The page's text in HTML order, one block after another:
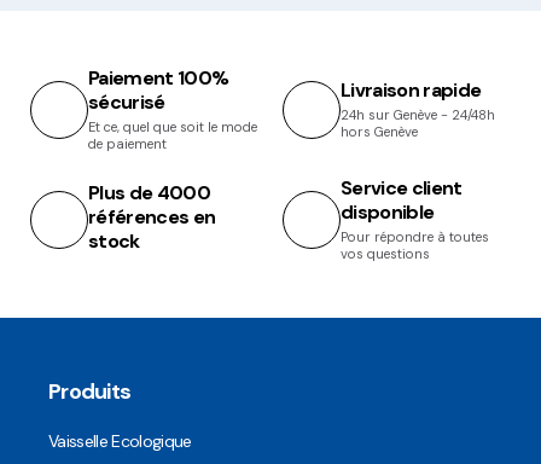
Paiement 100%
sécurisé
Et ce, quel que soit le mode
de paiement
Livraison rapide
24h sur Genève - 24/48h
hors Genève
Plus de 4000
références en
stock
Service client
disponible
Pour répondre à toutes
vos questions
Produits
Vaisselle Ecologique